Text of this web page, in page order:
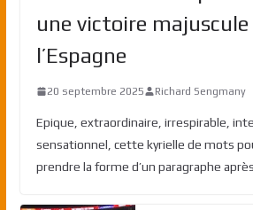
une victoire
l’Espagne
20 septembre 2025 Richard Sengmany
Epique, extraordinaire, irrespirable,
sensationnel, cette kyrielle de mots
prendre la forme d’un paragraphe